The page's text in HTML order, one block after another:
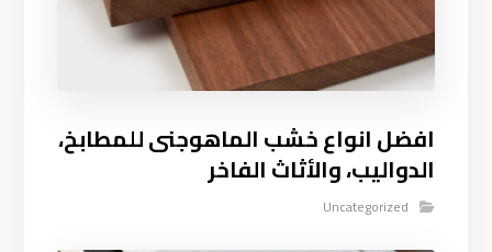
افضل انواع خشب الماهوجنى للمطابخ،
الدواليب، والأثاث الفاخر
Uncategorized